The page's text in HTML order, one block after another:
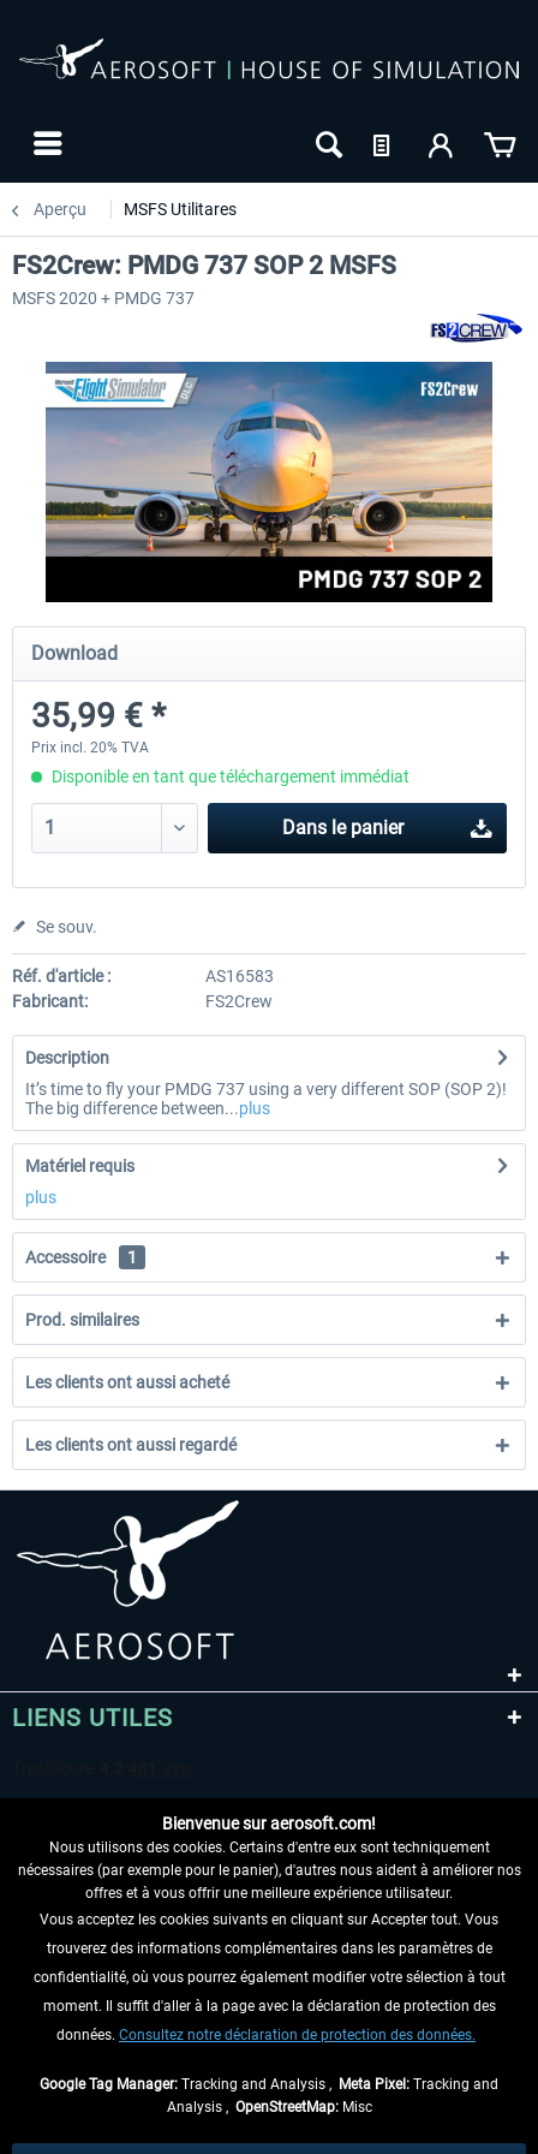
Aperçu MSFS Utilitares
rkApps - FSRealistic Pro MSFS
33,60 € *
Aerosoft Tool Simple
FS2Crew: PMDG 737 SOP 2 MSFS
MSFS 2020 + PMDG 737
Download
35,99 € *
Prix incl. 20% TVA
Disponible en tant que téléchargement immédiat
Dans le panier
Se souv.
Réf. d'article :
AS16583
Fabricant:
FS2Crew
Description
It’s time to fly your PMDG 737 using a very different SOP (SOP 2)!
The big difference between...plus
Matériel requis
plus
Accessoire 1
Prod. similaires
Les clients ont aussi acheté
Les clients ont aussi regardé
LIENS UTILES
RENONCER AU CONTRAT ICI
INFORMATIONS
NE MANQUEZ PAS LES DERNIÈRES
Bienvenue sur aerosoft.com!
Nous utilisons des cookies. Certains d'entre eux sont techniquement
nécessaires (par exemple pour le panier), d'autres nous aident à améliorer nos
offres et à vous offrir une meilleure expérience utilisateur.
Vous acceptez les cookies suivants en cliquant sur Accepter tout. Vous
trouverez des informations complémentaires dans les paramètres de
confidentialité, où vous pourrez également modifier votre sélection à tout
moment. Il suffit d'aller à la page avec la déclaration de protection des
données. Consultez notre déclaration de protection des données.
Google Tag Manager: Tracking and Analysis , Meta Pixel: Tracking and
Analysis , OpenStreetMap:Misc